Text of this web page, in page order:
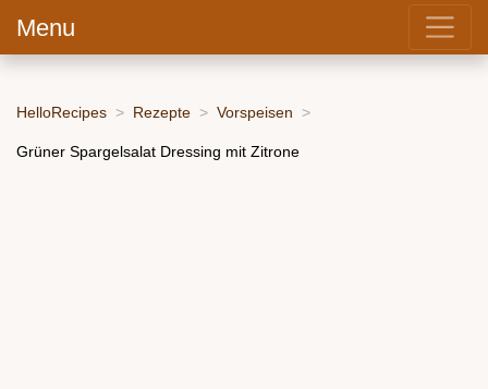
Menu
HelloRecipes Rezepte Vorspeisen
Grüner Spargelsalat Dressing mit Zitrone